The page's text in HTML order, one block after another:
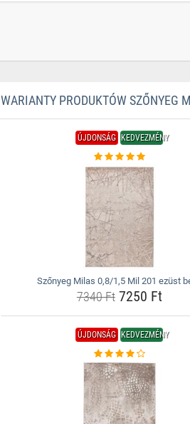
WARIANTY PRODUKTÓW
ÚJDONSÁG KEDVEZMÉNY
Szőnyeg Milas 0,8/1,5 Mil 201 ezüst
7340 Ft7250 Ft
ÚJDONSÁG KEDVEZMÉNY